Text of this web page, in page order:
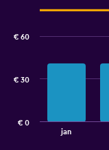
values.
51.2
Combination
jan
€ 0
€ 30
€ 60
End